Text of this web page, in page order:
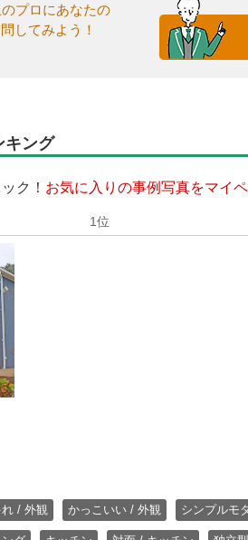
プロにあなたの
してみよう！
キング
ク！ お気に入りの事例写真をマイ
/ 外観 かっこいい / 外観 シンプルモ